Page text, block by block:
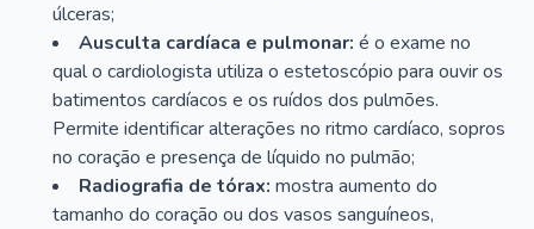
úlceras;
Ausculta cardíaca e pulmonar: é o exame no
qual o cardiologista utiliza o estetoscópio para ouvir os
batimentos cardíacos e os ruídos dos pulmões.
Permite identificar alterações no ritmo cardíaco, sopros
no coração e presença de líquido no pulmão;
Radiografia de tórax: mostra aumento do
tamanho do coração ou dos vasos sanguíneos,